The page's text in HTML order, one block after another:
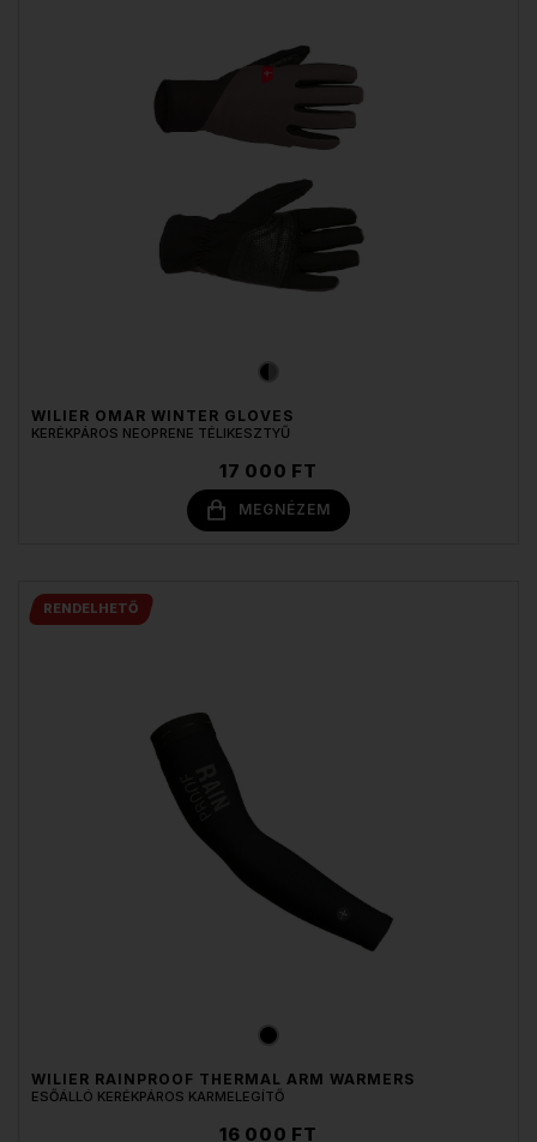
WILIER OMAR WINTER GLOVES
KERÉKPÁROS NEOPRENE TÉLIKESZTYŰ
17 000 FT
MEGNÉZEM
RENDELHETŐ
WILIER RAINPROOF THERMAL ARM WARMERS
ESŐÁLLÓ KERÉKPÁROS KARMELEGÍTŐ
16 000 FT